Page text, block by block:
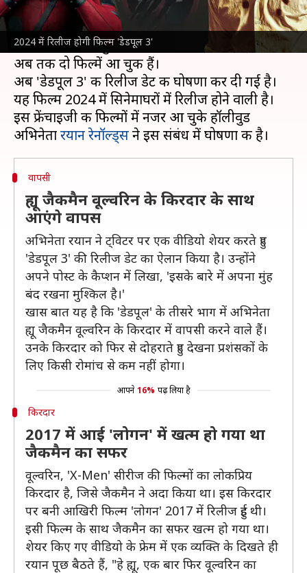
2024 में रिलीज होगी फिल्म 'डेडपूल 3'
हॉलीवुड की फिल्मों का खुमार दुनियाभर में देखने को
मिलता है। 'डेडपूल' फ्रेंचाइजी की सुपरहीरों फिल्मों ने
दर्शकों को अपना मुरीद बना लिया था। इस फ्रेंचाइजी की
अब तक दो फिल्में आ चुकी हैं।
अब 'डेडपूल 3' की रिलीज डेट की घोषणा कर दी गई है।
यह फिल्म 2024 में सिनेमाघरों में रिलीज होने वाली है।
इस फ्रेंचाइजी की फिल्मों में नजर आ चुके हॉलीवुड
अभिनेतारयान रेनॉल्ड्स
वापसी
ह्यू जैकमैन वूल्वरिन के किरदार के साथ
आएंगे वापस
अभिनेता रयान ने ट्विटर पर एक वीडियो शेयर करते हुए
'डेडपूल 3' की रिलीज डेट का ऐलान किया है। उन्होंने
अपने पोस्ट के कैप्शन में लिखा, 'इसके बारे में अपना मुंह
बंद रखना मुश्किल है।'
खास बात यह है कि 'डेडपूल' के तीसरे भाग में अभिनेता
ह्यू जैकमैन वूल्वरिन के किरदार में वापसी करने वाले हैं।
उनके किरदार को फिर से दोहराते हुए देखना प्रशंसकों के
लिए किसी रोमांच से कम नहीं होगा।
आपने 16% पढ़ लिया है
किरदार
2017 में आई 'लोगन' में खत्म हो गया था
जैकमैन का सफर
वूल्वरिन, 'X-Men' सीरीज की फिल्मों का लोकप्रिय
किरदार है, जिसे जैकमैन ने अदा किया था। इस किरदार
पर बनी आखिरी फिल्म 'लोगन' 2017 में रिलीज हुई थी।
इसी फिल्म के साथ जैकमैन का सफर खत्म हो गया था।
शेयर किए गए वीडियो के फ्रेम में एक व्यक्ति के दिखते ही
रयान पूछ बैठते हैं, "हे ह्यू, एक बार फिर वूल्वरिन का